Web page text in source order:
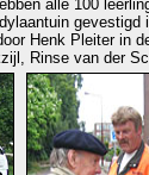
alle 100
Henk Pleiter in
Rinse van der